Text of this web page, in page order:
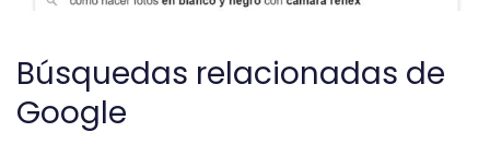
Búsquedas relacionadas de
Google